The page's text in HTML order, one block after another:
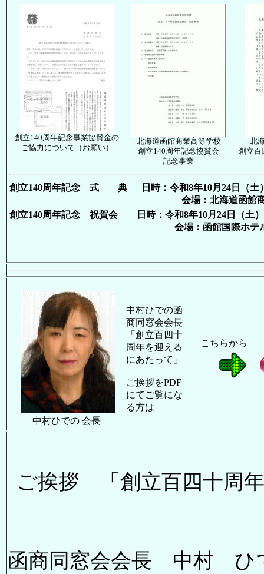
創立140周年記念事業協賛金の
ご協力について（お願い）
北海道函館商業高等学校
創立140周年記念協賛会
記念事業
北
創立百
創立140周年記念 式 典 日時：令和8年10月24日（土
会場：北海道函館商業高等
創立140周年記念 祝賀会 日時：令和8年10月24日（土）
会場：函館国際ホテ
中村ひでの 会長
中村ひでの函
商同窓会会長
「創立百四十
周年を迎える
にあたって」
ご挨拶をPDF
にてご覧にな
る方は
こちらから
ご挨拶 「創立百四十周
函商同窓会会長 中村 ひ